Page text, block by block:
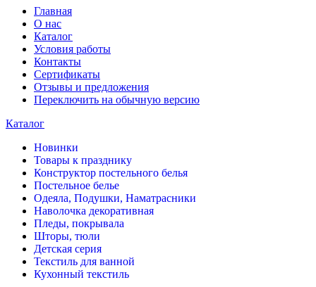
Главная
О нас
Каталог
Условия работы
Контакты
Сертификаты
Отзывы и предложения
Переключить на обычную версию
Каталог
Новинки
Товары к празднику
Конструктор постельного белья
Постельное белье
Одеяла, Подушки, Наматрасники
Наволочка декоративная
Пледы, покрывала
Шторы, тюли
Детская серия
Текстиль для ванной
Кухонный текстиль